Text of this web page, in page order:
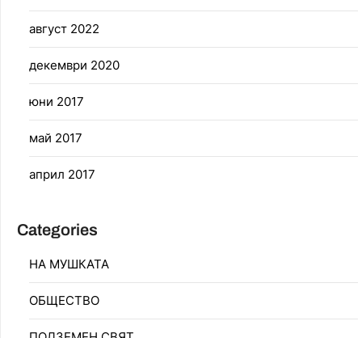
август 2022
декември 2020
юни 2017
май 2017
април 2017
Categories
НА МУШКАТА
ОБЩЕСТВО